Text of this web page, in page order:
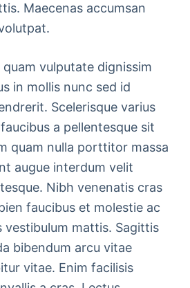
Maecenas accumsan
vulputate dignissim
in mollis nunc sed id
Scelerisque varius
a pellentesque sit
quam nulla porttitor massa
augue interdum velit
Nibh venenatis cras
faucibus et molestie ac
vestibulum mattis. Sagittis
bibendum arcu vitae
vitae. Enim facilisis